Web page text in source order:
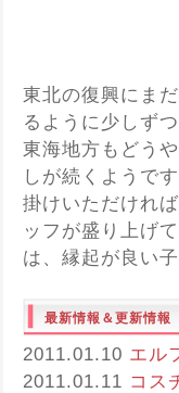
東北の復興にま
るように少しず
東海地方もどう
しが続くようで
掛けいただけれ
ッフが盛り上げ
は、縁起が良い
最新情報＆更新情報
2011.01.10 エル
2011.01.11 コス